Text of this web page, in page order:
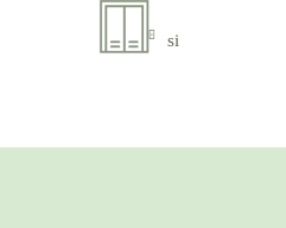
si